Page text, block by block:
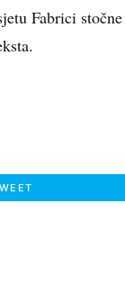
Fabrici stočne